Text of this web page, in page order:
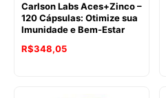
Carlson Labs Aces+Zinco –
120 Cápsulas: Otimize sua
Imunidade e Bem-Estar
R$348,05